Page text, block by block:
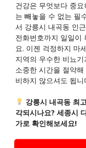
건강은 무엇보다 중
는 빼놓을 수 없는 필
서 강릉시 내곡동 인
전화번호까지 일일이
요. 이젠 걱정하지 마
지역의 우수한 비뇨
소중한 시간을 절약
비하지 않으셔도 됩니
강릉시 내곡동 최
각되시나요? 세종시
가로 확인해보세요!